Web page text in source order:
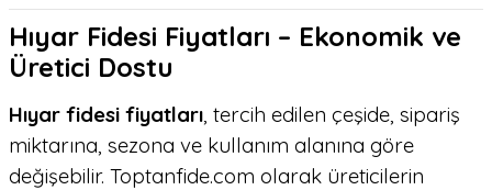
Hıyar Fidesi Fiyatları – Ekonomik ve
Üretici Dostu
Hıyar fidesi fiyatları , tercih edilen çeşide, sipariş
miktarına, sezona ve kullanım alanına göre
değişebilir. Toptanfide.com olarak üreticilerin